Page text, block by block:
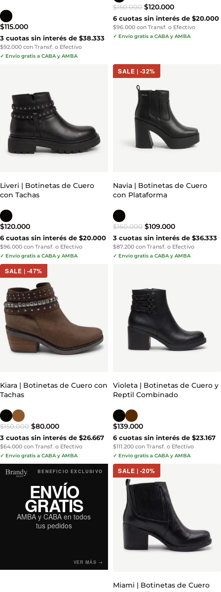
$115.000
3 cuotas sin interés de $38.333
$92.000 con Transf. o Efectivo
✓ Envío gratis a CABA y AMBA
$150.000 $120.000
6 cuotas sin interés de $20.000
$96.000 con Transf. o Efectivo
✓ Envío gratis a CABA y AMBA
Liveri | Botinetas de Cuero
con Tachas
$120.000
6 cuotas sin interés de $20.000
$96.000 con Transf. o Efectivo
✓ Envío gratis a CABA y AMBA
SALE | -32%
Navia | Botinetas de Cuero
con Plataforma
$160.000 $109.000
3 cuotas sin interés de $36.333
$87.200 con Transf. o Efectivo
✓ Envío gratis a CABA y AMBA
SALE | -47%
Kiara | Botinetas de Cuero con
Tachas
$150.000 $80.000
3 cuotas sin interés de $26.667
$64.000 con Transf. o Efectivo
✓ Envío gratis a CABA y AMBA
Violeta | Botinetas de Cuero y
Reptil Combinado
$139.000
6 cuotas sin interés de $23.167
$111.200 con Transf. o Efectivo
✓ Envío gratis a CABA y AMBA
BENEFICIO EXCLUSIVO
ENVÍO
GRATIS
AMBA y CABA en todos
tus pedidos
VER MÁS →
SALE | -20%
Miami | Botinetas de Cuero